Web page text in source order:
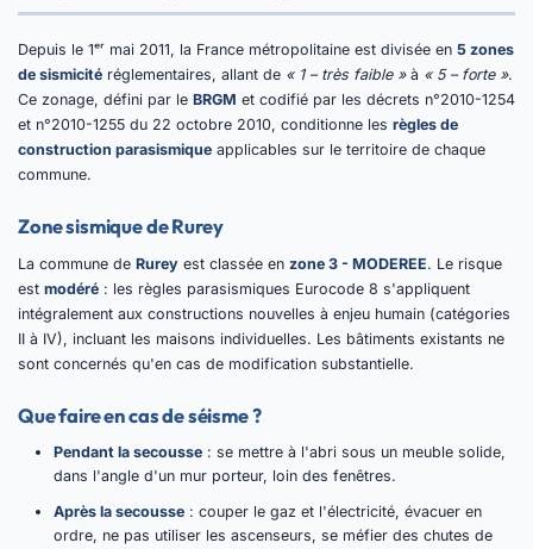
Depuis le 1ᵉʳ mai 2011, la France métropolitaine est divisée en 5 zones
de sismicité réglementaires, allant de « 1 – très faible »à « 5 – forte ».
Ce zonage, défini par le BRGM et codifié par les décrets n°2010-1254
et n°2010-1255 du 22 octobre 2010, conditionne les règles de
construction parasismique applicables sur le territoire de chaque
commune.
Zone sismique de Rurey
La commune de Rurey est classée en zone 3 - MODEREE. Le risque
est modéré : les règles parasismiques Eurocode 8 s'appliquent
intégralement aux constructions nouvelles à enjeu humain (catégories
II à IV), incluant les maisons individuelles. Les bâtiments existants ne
sont concernés qu'en cas de modification substantielle.
Que faire en cas de séisme ?
Pendant la secousse : se mettre à l'abri sous un meuble solide,
dans l'angle d'un mur porteur, loin des fenêtres.
Après la secousse : couper le gaz et l'électricité, évacuer en
ordre, ne pas utiliser les ascenseurs, se méfier des chutes de